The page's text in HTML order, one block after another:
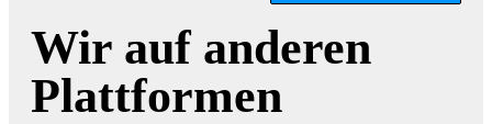
Wir auf anderen
Plattformen